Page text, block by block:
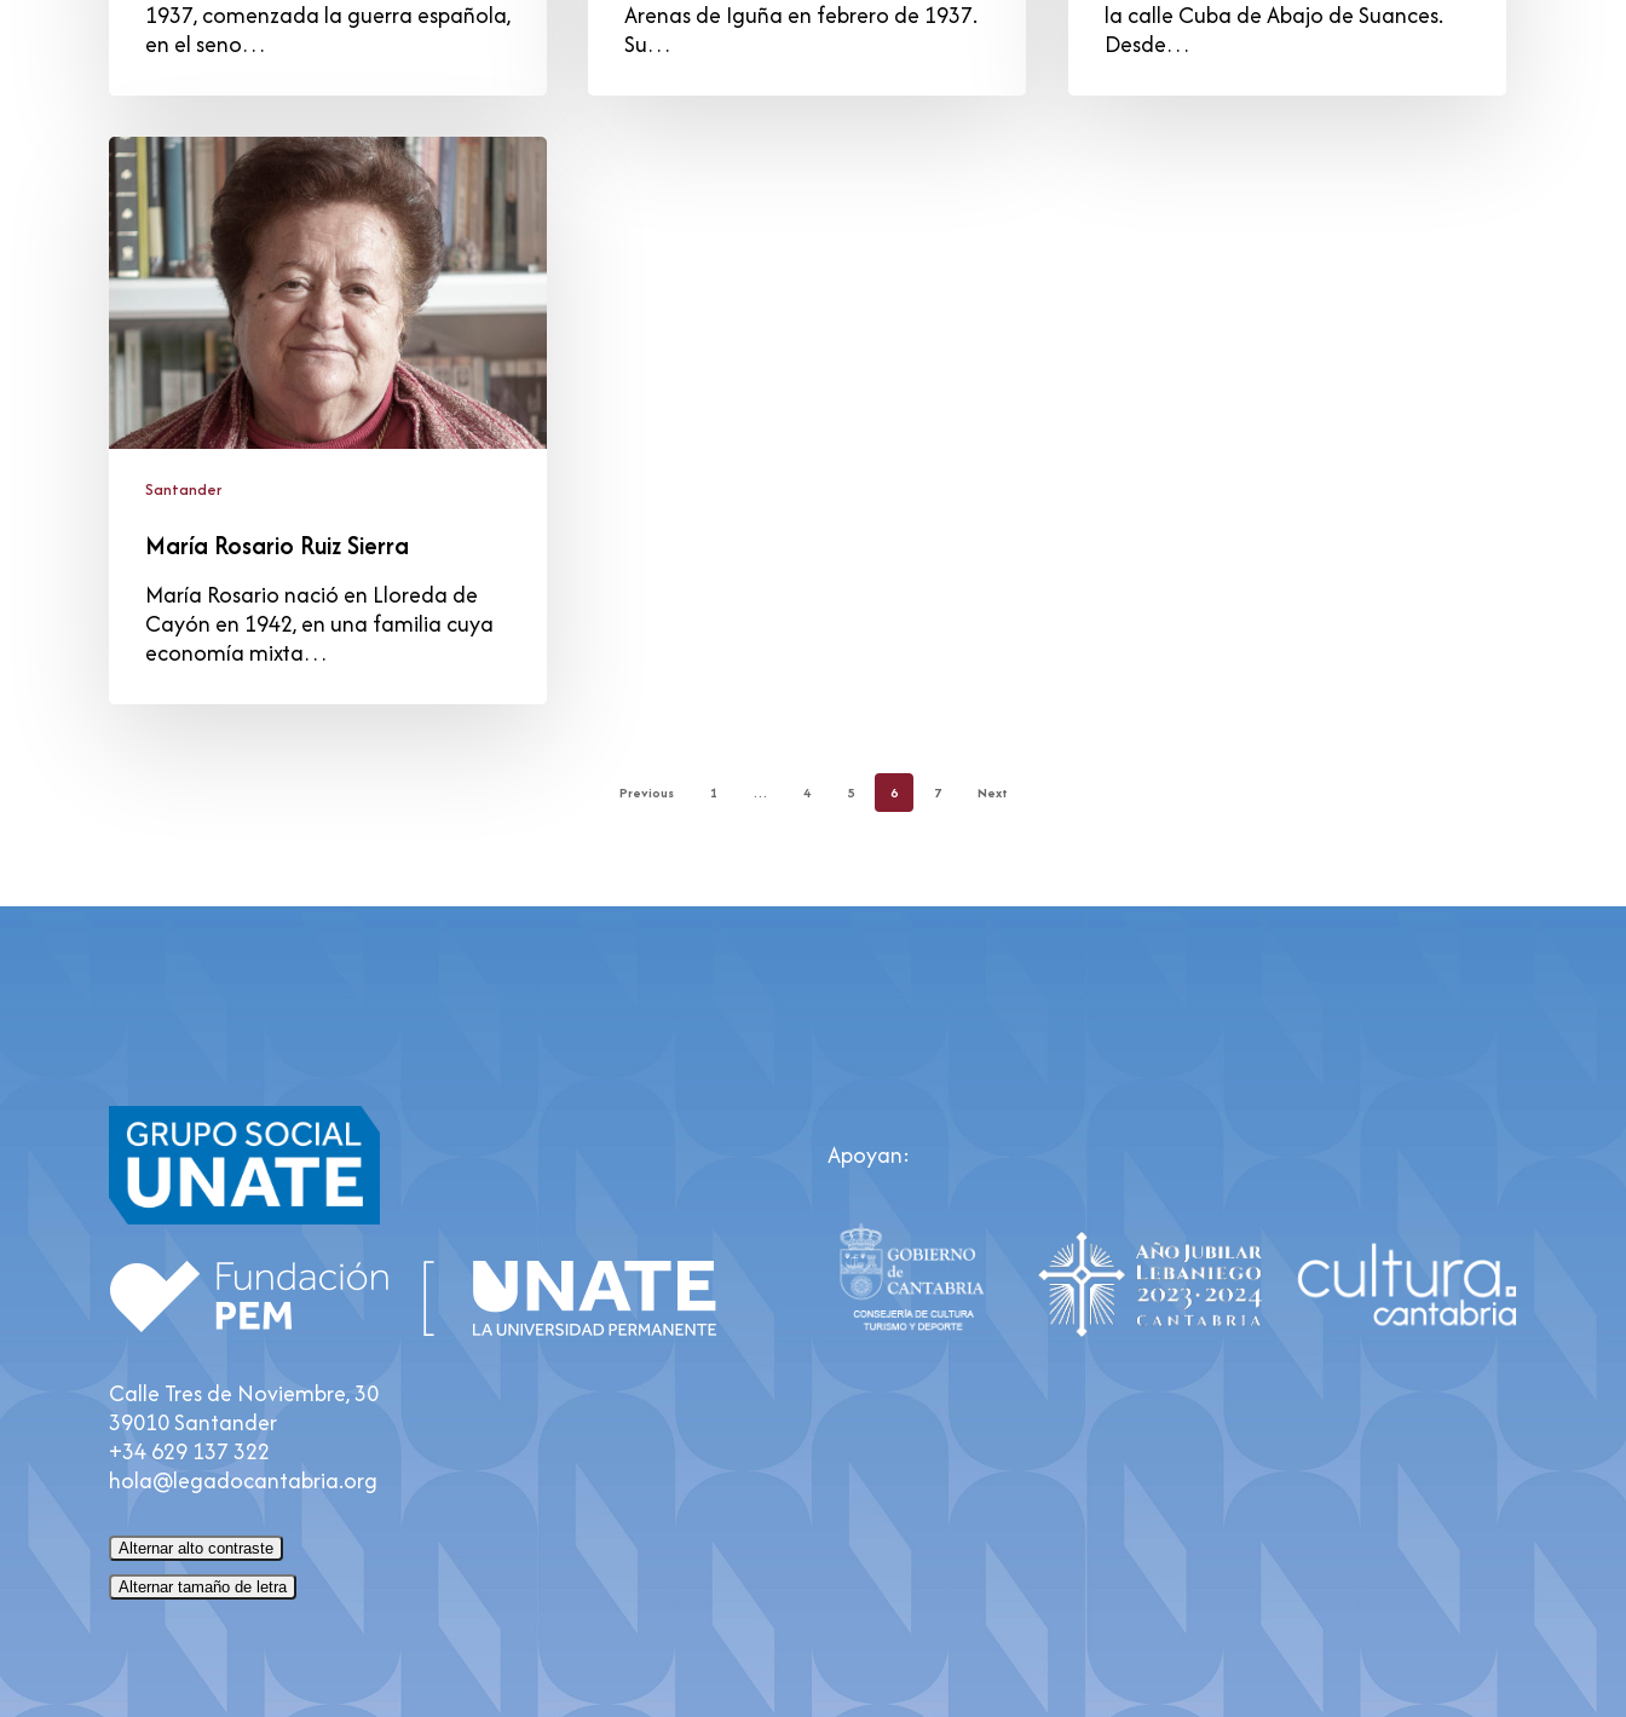
1937, comenzada la guerra española,
en el seno…
Arenas de Iguña en febrero de 1937.
Su…
la calle Cuba de Abajo de Suances.
Desde…
María
Rosario
Ruiz
Sierra
Santander
María Rosario Ruiz Sierra
María Rosario nació en Lloreda de
Cayón en 1942, en una familia cuya
economía mixta…
Previous 1 … 4 5 6 7 Next
Calle Tres de Noviembre, 30
39010 Santander
+34 629 137 322
hola@legadocantabria.org
Alternar alto contraste
Alternar tamaño de letra
Apoyan: